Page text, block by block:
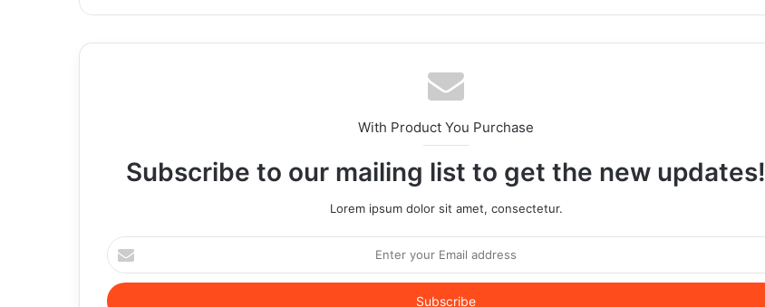
With Product You Purchase
Subscribe to our mailing list to get the new updates!
Lorem ipsum dolor sit amet, consectetur.
Enter
your
Email
address